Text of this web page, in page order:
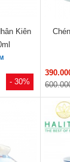
- 30%
Kiên